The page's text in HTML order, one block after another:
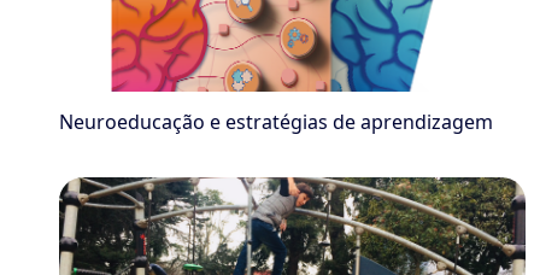
Neuroeducação e estratégias de aprendizagem